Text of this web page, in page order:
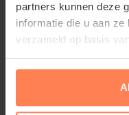
partners kunnen deze
informatie die u aan
verzameld op basis
witbloeiende vaste
deze tuinplant een
Standplaats